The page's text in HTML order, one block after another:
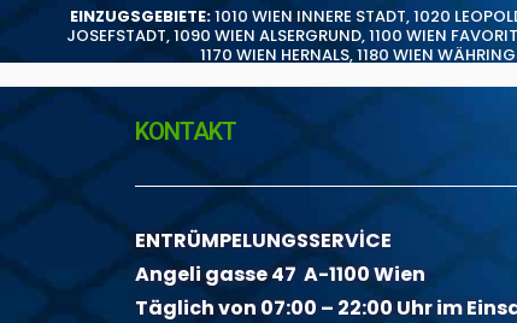
EINZUGSGEBIETE:1010 WIEN INNERE STADT,1020
JOSEFSTADT,1090 WIEN ALSERGRUND,1100 WIEN
1170 WIEN HERNALS,1180 WIEN WÄHRING
KONTAKT
ENTRÜMPELUNGSSERVİCE
Angeli gasse 47 A-1100 Wien
Täglich von 07:00 – 22:00 Uhr im